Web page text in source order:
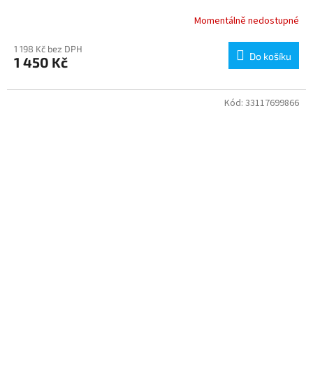
Momentálně nedostupné
1 198 Kč bez DPH
1 450 Kč Do košíku
Kód: 33117699866